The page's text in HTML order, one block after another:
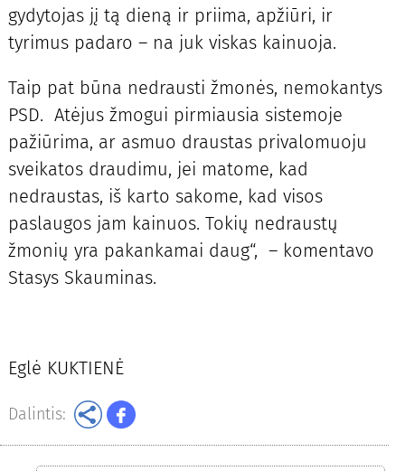
gydytojas jį tą dieną ir priima, apžiūri, ir
tyrimus padaro – na juk viskas kainuoja.
Taip pat būna nedrausti žmonės, nemokantys
PSD. Atėjus žmogui pirmiausia sistemoje
pažiūrima, ar asmuo draustas privalomuoju
sveikatos draudimu, jei matome, kad
nedraustas, iš karto sakome, kad visos
paslaugos jam kainuos. Tokių nedraustų
žmonių yra pakankamai daug“, – komentavo
Stasys Skauminas.
Eglė KUKTIENĖ
Dalintis: